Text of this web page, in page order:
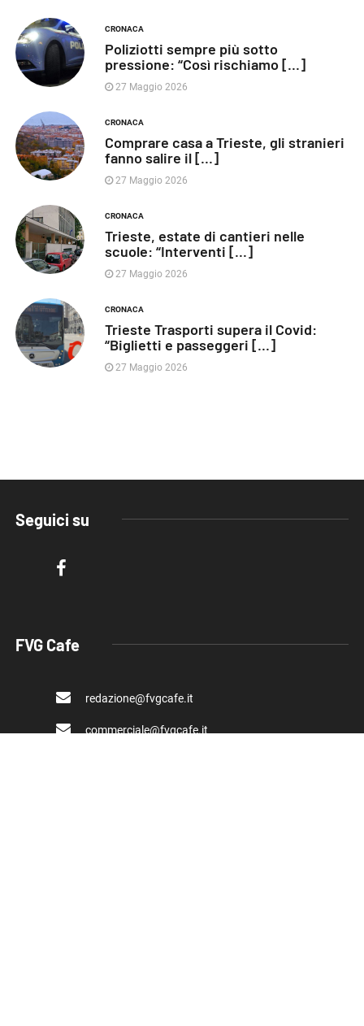
CRONACA
Poliziotti sempre più sotto
pressione: “Così rischiamo [...]
27 Maggio 2026
CRONACA
Comprare casa a Trieste, gli stranieri
fanno salire il [...]
27 Maggio 2026
CRONACA
Trieste, estate di cantieri nelle
scuole: “Interventi [...]
27 Maggio 2026
CRONACA
Trieste Trasporti supera il Covid:
“Biglietti e passeggeri [...]
27 Maggio 2026
Seguici su
FVG Cafe
redazione@fvgcafe.it
commerciale@fvgcafe.it